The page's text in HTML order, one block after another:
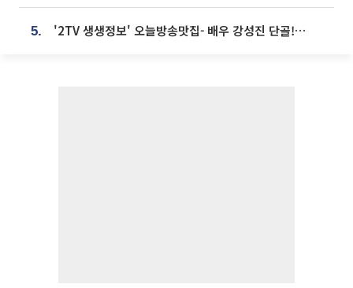
5. '2TV 생생정보' 오늘방송맛집- 배우 강성진 단골! 쌀국수ㆍ푸팟퐁 커리 맛집 '블○○○'